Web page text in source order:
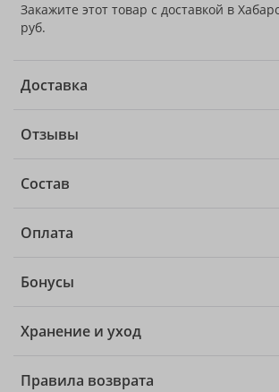
Закажите этот товар с доставкой в
руб.
Доставка
Отзывы
Состав
Оплата
Бонусы
Хранение и уход
Правила возврата